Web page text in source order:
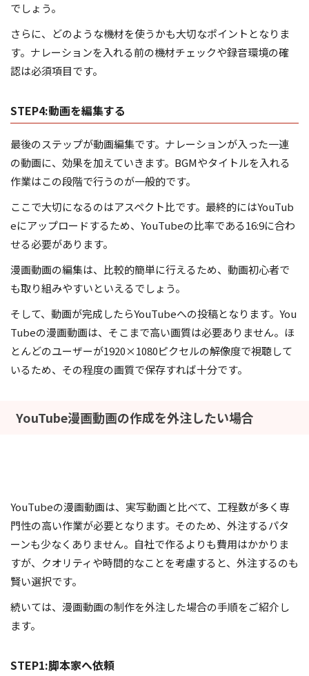
でしょう。
さらに、どのような機材を使うかも大切なポイントとなりま
す。ナレーションを入れる前の機材チェックや録音環境の確
認は必須項目です。
STEP4:動画を編集する
最後のステップが動画編集です。ナレーションが入った一連
の動画に、効果を加えていきます。BGMやタイトルを入れる
作業はこの段階で行うのが一般的です。
ここで大切になるのはアスペクト比です。最終的にはYouTub
eにアップロードするため、YouTubeの比率である16:9に合わ
せる必要があります。
漫画動画の編集は、比較的簡単に行えるため、動画初心者で
も取り組みやすいといえるでしょう。
そして、動画が完成したらYouTubeへの投稿となります。You
Tubeの漫画動画は、そこまで高い画質は必要ありません。ほ
とんどのユーザーが1920×1080ピクセルの解像度で視聴して
いるため、その程度の画質で保存すれば十分です。
YouTube漫画動画の作成を外注したい場合
YouTubeの漫画動画は、実写動画と比べて、工程数が多く専
門性の高い作業が必要となります。そのため、外注するパタ
ーンも少なくありません。自社で作るよりも費用はかかりま
すが、クオリティや時間的なことを考慮すると、外注するのも
賢い選択です。
続いては、漫画動画の制作を外注した場合の手順をご紹介し
ます。
STEP1:脚本家へ依頼